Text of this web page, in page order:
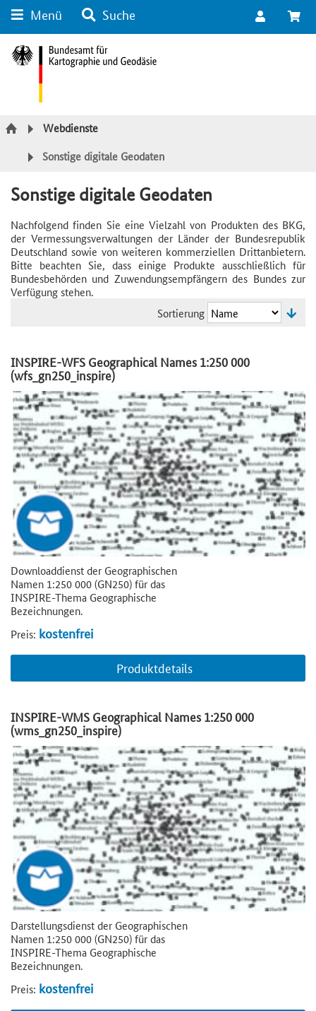
Kategorie Navigation
Menü Suche
Webdienste
Sonstige digitale Geodaten
Sonstige digitale Geodaten
Nachfolgend finden Sie eine Vielzahl von Produkten des BKG,
der Vermessungsverwaltungen der Länder der Bundesrepublik
Deutschland sowie von weiteren kommerziellen Drittanbietern.
Bitte beachten Sie, dass einige Produkte ausschließlich für
Bundesbehörden und Zuwendungsempfängern des Bundes zur
Verfügung stehen.
Sortierung
INSPIRE-WFS Geographical Names 1:250 000
(wfs_gn250_inspire)
Downloaddienst der Geographischen
Namen 1:250 000 (GN250) für das
INSPIRE-Thema Geographische
Bezeichnungen.
Preis: kostenfrei
Produktdetails
INSPIRE-WMS Geographical Names 1:250 000
(wms_gn250_inspire)
Darstellungsdienst der Geographischen
Namen 1:250 000 (GN250) für das
INSPIRE-Thema Geographische
Bezeichnungen.
Preis: kostenfrei